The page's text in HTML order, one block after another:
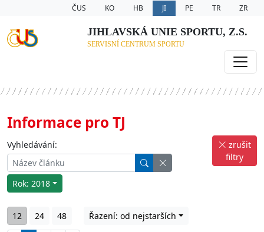
ČUS KO HB JI PE TR ZR
JIHLAVSKÁ UNIE SPORTU, Z.S.
SERVISNÍ CENTRUM SPORTU
Informace pro TJ
Vyhledávání:
Rok: 2018
zrušit
filtry
12 24 48 Řazení: od nejstarších